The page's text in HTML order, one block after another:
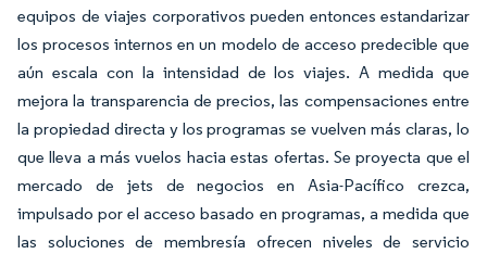
equipos de viajes corporativos pueden entonces estandarizar
los procesos internos en un modelo de acceso predecible que
aún escala con la intensidad de los viajes. A medida que
mejora la transparencia de precios, las compensaciones entre
la propiedad directa y los programas se vuelven más claras, lo
que lleva a más vuelos hacia estas ofertas. Se proyecta que el
mercado de jets de negocios en Asia-Pacífico crezca,
impulsado por el acceso basado en programas, a medida que
las soluciones de membresía ofrecen niveles de servicio